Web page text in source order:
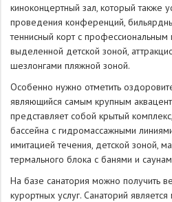
киноконцертный зал, который также
проведения конференций,
теннисный корт с профессиональным
выделенной детской зоной,
шезлонгами пляжной зоной.
Особенно нужно отметить
являющийся самым крупным
представляет собой крытый
бассейна с гидромассажными
имитацией течения, детской зоной,
термального блока с банями и
На базе санатория можно получить
курортных услуг. Санаторий